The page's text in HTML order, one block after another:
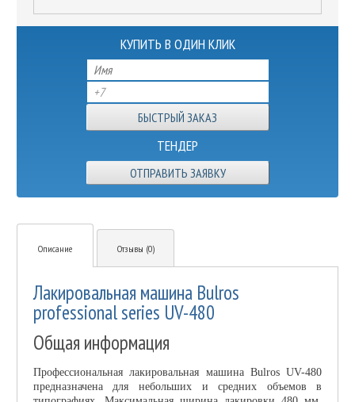
КУПИТЬ В ОДИН КЛИК
ТЕНДЕР
ОТПРАВИТЬ ЗАЯВКУ
Описание Отзывы (0)
Лакировальная машина Bulros
professional series UV-480
Общая информация
Профессиональная лакировальная машина Bulros UV-480
предназначена для небольших и средних объемов в